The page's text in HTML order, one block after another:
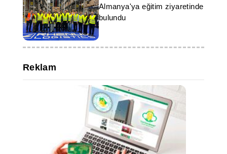
Almanya'ya eğitim ziyaretinde
bulundu
Reklam